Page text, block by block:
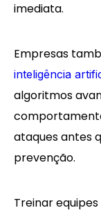
imediata.
Empresas
inteligência
algoritmos
ataques antes
prevenção.
Treinar